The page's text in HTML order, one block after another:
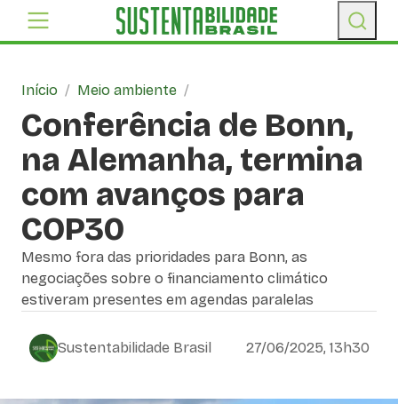
Início / Meio ambiente /
Conferência de Bonn,
na Alemanha, termina
com avanços para
COP30
Mesmo fora das prioridades para Bonn, as
negociações sobre o financiamento climático
estiveram presentes em agendas paralelas
Sustentabilidade Brasil 27/06/2025, 13h30